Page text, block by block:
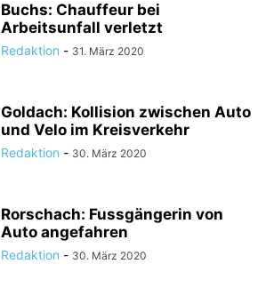
Buchs: Chauffeur bei
Arbeitsunfall verletzt
Redaktion - 31. März 2020
Goldach: Kollision zwischen Auto
und Velo im Kreisverkehr
Redaktion - 30. März 2020
Rorschach: Fussgängerin von
Auto angefahren
Redaktion - 30. März 2020